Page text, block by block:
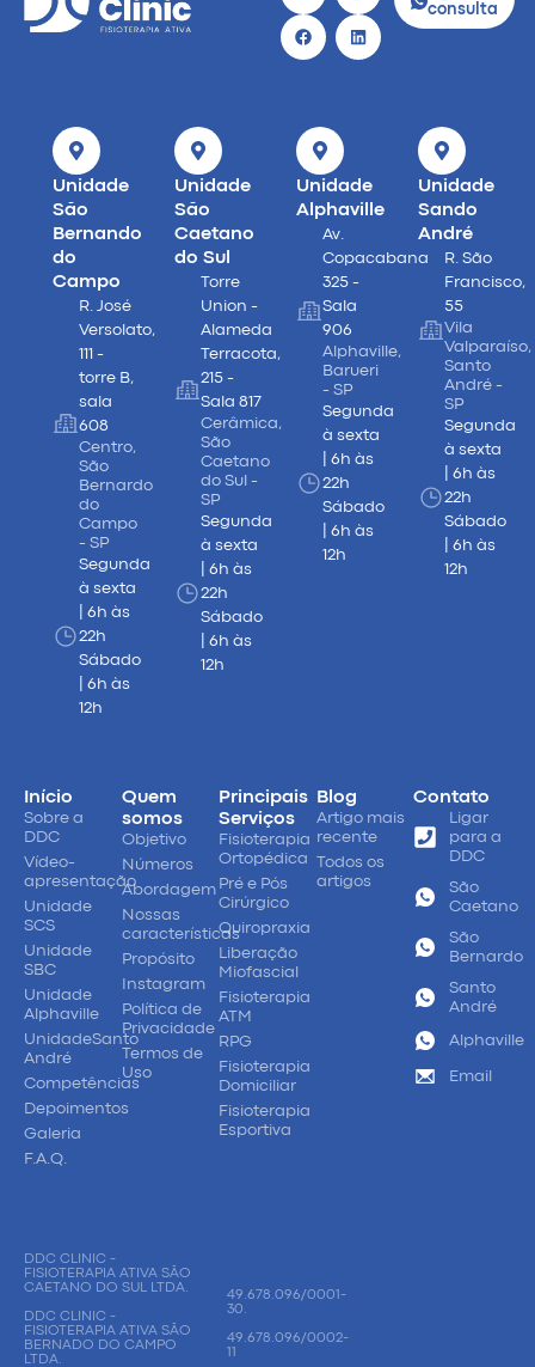
consulta
Unidade
São
Bernando
do
Campo
R. José
Versolato,
111 -
torre B,
sala
608
Centro,
São
Bernardo
do
Campo
- SP
Segunda
à sexta
| 6h às
22h
Sábado
| 6h às
12h
Unidade
São
Caetano
do Sul
Torre
Union -
Alameda
Terracota,
215 -
Sala 817
Cerâmica,
São
Caetano
do Sul -
SP
Segunda
à sexta
| 6h às
22h
Sábado
| 6h às
12h
Unidade
Alphaville
Av.
Copacabana
325 -
Sala
906
Alphaville,
Barueri
- SP
Segunda
à sexta
| 6h às
22h
Sábado
| 6h às
12h
Unidade
Sando
André
R. São
Francisco,
55
Vila
Valparaíso,
Santo
André -
SP
Segunda
à sexta
| 6h às
22h
Sábado
| 6h às
12h
Início
Sobre a
DDC
Vídeo-
apresentação
Unidade
SCS
Unidade
SBC
Unidade
Alphaville
UnidadeSanto
André
Competências
Depoimentos
Galeria
F.A.Q.
Quem
somos
Objetivo
Números
Abordagem
Nossas
características
Propósito
Instagram
Política de
Privacidade
Termos de
Uso
Principais
Serviços
Fisioterapia
Ortopédica
Pré e Pós
Cirúrgico
Quiropraxia
Liberação
Miofascial
Fisioterapia
ATM
RPG
Fisioterapia
Domiciliar
Fisioterapia
Esportiva
Blog
Artigo mais
recente
Todos os
artigos
Contato
Ligar
para a
DDC
São
Caetano
São
Bernardo
Santo
André
Alphaville
Email
DDC CLINIC -
FISIOTERAPIA ATIVA SÃO
CAETANO DO SUL LTDA.
DDC CLINIC -
FISIOTERAPIA ATIVA SÃO
BERNADO DO CAMPO
LTDA.
49.678.096/0001-
30.
49.678.096/0002-
11